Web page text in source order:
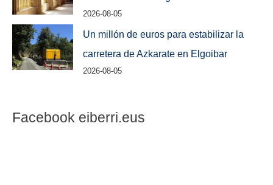
2026-08-05
Un millón de euros para estabilizar la
carretera de Azkarate en Elgoibar
2026-08-05
Facebook eiberri.eus